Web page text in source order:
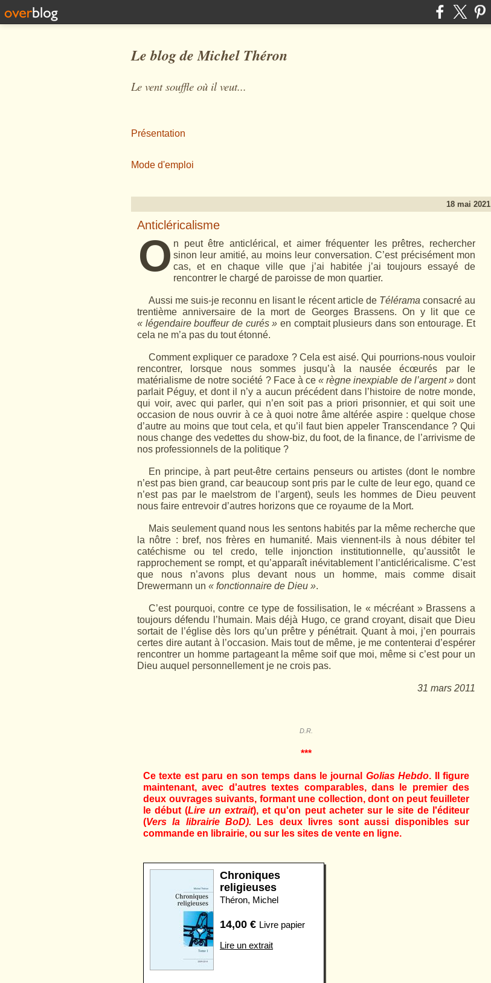
Le blog de Michel Théron
Le vent souffle où il veut...
Présentation
Mode d'emploi
18 mai 2021
Anticléricalisme
O n peut être anticlérical, et aimer fréquenter les prêtres, rechercher
sinon leur amitié, au moins leur conversation. C’est précisément mon
cas, et en chaque ville que j’ai habitée j’ai toujours essayé de
rencontrer le chargé de paroisse de mon quartier.
Aussi me suis-je reconnu en lisant le récent article de Télérama consacré au
trentième anniversaire de la mort de Georges Brassens. On y lit que ce
« légendaire bouffeur de curés » en comptait plusieurs dans son entourage. Et
cela ne m’a pas du tout étonné.
Comment expliquer ce paradoxe ? Cela est aisé. Qui pourrions-nous vouloir
rencontrer, lorsque nous sommes jusqu’à la nausée écœurés par le
matérialisme de notre société ? Face à ce« règne inexpiable de l’argent »dont
parlait Péguy, et dont il n’y a aucun précédent dans l’histoire de notre monde,
qui voir, avec qui parler, qui n’en soit pas a priori prisonnier, et qui soit une
occasion de nous ouvrir à ce à quoi notre âme altérée aspire : quelque chose
d’autre au moins que tout cela, et qu’il faut bien appeler Transcendance ? Qui
nous change des vedettes du show-biz, du foot, de la finance, de l’arrivisme de
nos professionnels de la politique ?
En principe, à part peut-être certains penseurs ou artistes (dont le nombre
n’est pas bien grand, car beaucoup sont pris par le culte de leur ego, quand ce
n’est pas par le maelstrom de l’argent), seuls les hommes de Dieu peuvent
nous faire entrevoir d’autres horizons que ce royaume de la Mort.
Mais seulement quand nous les sentons habités par la même recherche que
la nôtre : bref, nos frères en humanité. Mais viennent-ils à nous débiter tel
catéchisme ou tel credo, telle injonction insti­tutionnelle, qu’aussitôt le
rapprochement se rompt, et qu’apparaît inévitablement l’anticléri­calisme. C’est
que nous n’avons plus devant nous un homme, mais comme disait
Drewermann un « fonctionnaire de Dieu ».
C’est pourquoi, contre ce type de fossilisation, le « mécréant » Brassens a
toujours défendu l’humain. Mais déjà Hugo, ce grand croyant, disait que Dieu
sortait de l’église dès lors qu’un prêtre y pénétrait. Quant à moi, j’en pourrais
certes dire autant à l’occasion. Mais tout de même, je me contenterai d’espérer
rencontrer un homme partageant la même soif que moi, même si c’est pour un
Dieu auquel personnellement je ne crois pas.
31 mars 2011
D.R.
***
Ce texte est paru en son temps dans le journal Golias Hebdo. Il figure
maintenant, avec d'autres textes comparables, dans le premier des
deux ouvrages suivants, formant une collection, dont on peut feuilleter
le début (Lire un extrait), et qu'on peut acheter sur le site de l'éditeur
(Vers la librairie BoD).
Les deux livres sont aussi disponibles sur
commande en librairie, ou sur les sites de vente en ligne.
Chroniques
religieuses
Théron, Michel
14,00 € Livre papier
Lire un extrait